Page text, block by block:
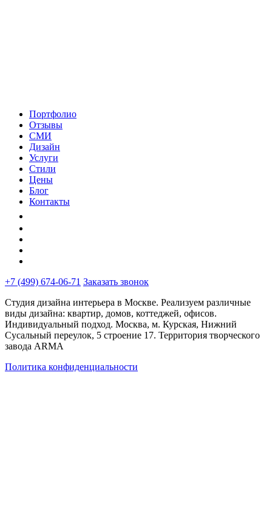
Портфолио
Отзывы
СМИ
Дизайн
Услуги
Стили
Цены
Блог
Контакты
+7 (499) 674-06-71 Заказать звонок
Студия дизайна интерьера в Москве. Реализуем различные
виды дизайна: квартир, домов, коттеджей, офисов.
Индивидуальный подход. Москва, м. Курская, Нижний
Сусальный переулок, 5 строение 17. Территория творческого
завода ARMA
Политика конфиденциальности